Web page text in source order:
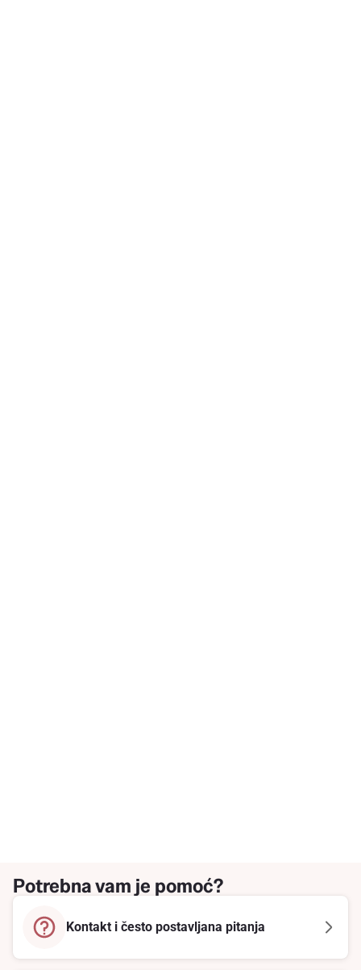
Potrebna vam je pomoć?
Kontakt i često postavljana pitanja